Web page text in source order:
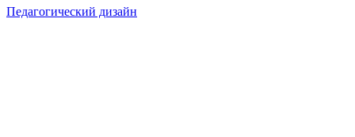
Педагогический дизайн